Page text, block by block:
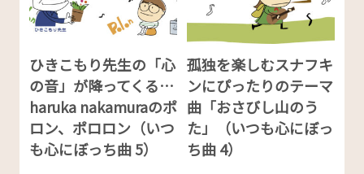
ひきこもり先生の「心
の音」が降ってくる…
haruka nakamuraのポ
ロン、ポロロン（いつ
も心にぼっち曲 5）
孤独を楽しむスナフキ
ンにぴったりのテーマ
曲「おさびし山のう
た」（いつも心にぼっ
ち曲 4）